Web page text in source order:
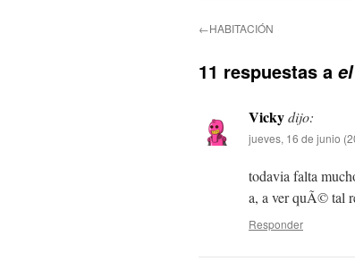
←HABITACIÓN
11 respuestas a
Vickydijo:
jueves, 16 de junio
todavia falta
a, a ver quÃ© tal
Responder